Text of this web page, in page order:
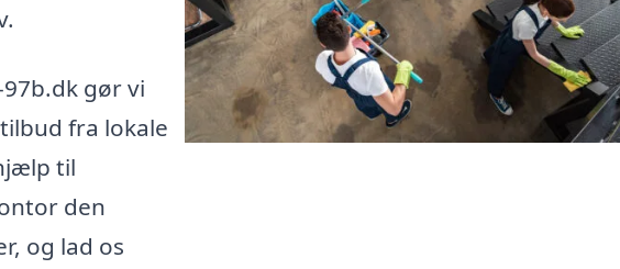
gør vi
fra lokale
til
den
og lad os